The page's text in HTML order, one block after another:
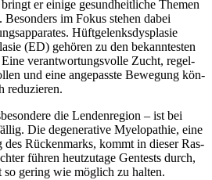
er eini­ge gesund­heit­li­che The­men
im Fokus ste­hen dabei
Hüft­ge­lenks­dys­pla­sie
(ED) gehö­ren zu den bekann­tes­ten
Eine ver­ant­wor­tungs­vol­le Zucht, regel­
und eine ange­pass­te Bewe­gung kön­
redu­zie­ren.
die Len­den­re­gi­on – ist bei
Die dege­ne­ra­ti­ve Mye­lo­pa­thie, eine
des Rücken­marks, kommt in die­ser Ras­
füh­ren heut­zu­ta­ge Gen­tests durch,
gering wie mög­lich zu hal­ten.